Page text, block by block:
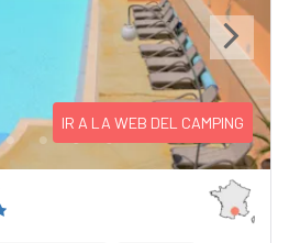
Next
IR A LA WEB DEL CAMPING